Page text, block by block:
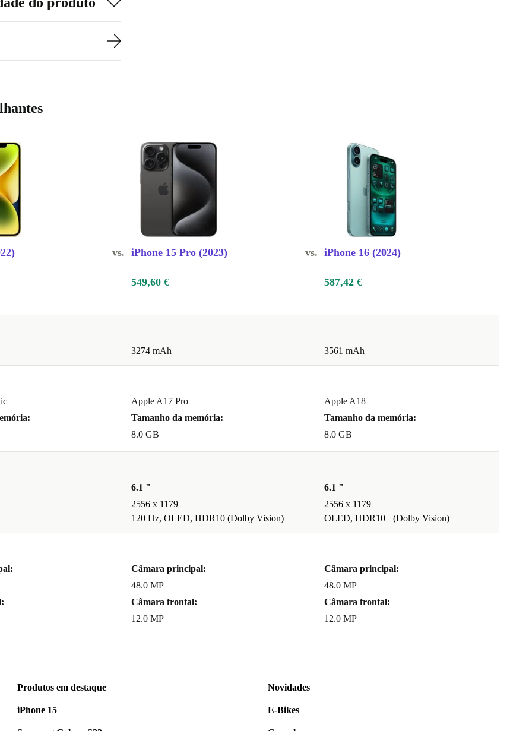
smartphone
um sistema
iPhone 15
vídeos de
Wide com
de ideias e
em Editar,
está
o foco
tão prática
vs. iPhone 15 Pro (2023) vs. iPhone 16 (2024)
549,60 € 587,42 €
3274 mAh 3561 mAh
Apple A17 Pro
Tamanho da memória:
8.0 GB
Apple A18
Tamanho da memória:
8.0 GB
6.1 "
2556 x 1179
120 Hz, OLED, HDR10 (Dolby Vision)
6.1 "
2556 x 1179
OLED, HDR10+ (Dolby Vision)
Câmara principal:
48.0 MP
Câmara frontal:
12.0 MP
Câmara principal:
48.0 MP
Câmara frontal:
12.0 MP
Produtos em destaque
iPhone 15
Novidades
E-Bikes